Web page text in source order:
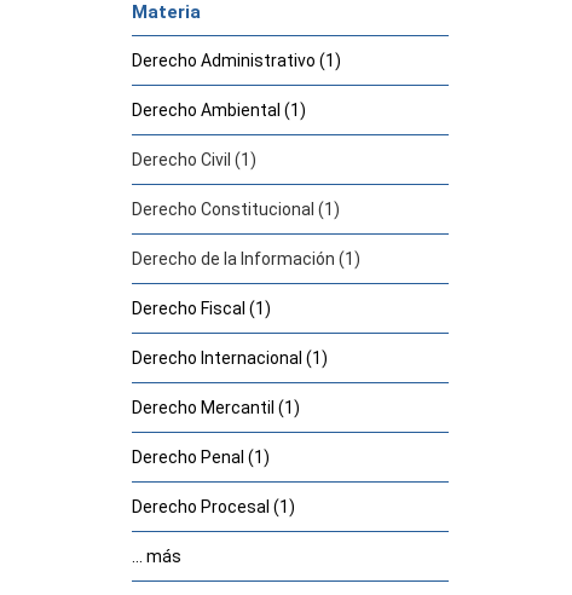
Materia
Derecho Administrativo (1)
Derecho Ambiental (1)
Derecho Civil (1)
Derecho Constitucional (1)
Derecho de la Información (1)
Derecho Fiscal (1)
Derecho Internacional (1)
Derecho Mercantil (1)
Derecho Penal (1)
Derecho Procesal (1)
... más